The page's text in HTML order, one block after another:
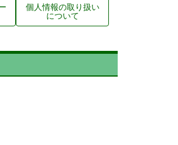
個人情報の取り扱い
について